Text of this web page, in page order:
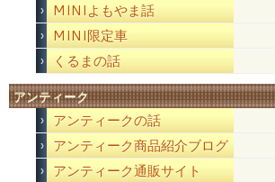
MINIよもやま話
MINI限定車
くるまの話
アンティーク
アンティークの話
アンティーク商品紹介ブログ
アンティーク通販サイト